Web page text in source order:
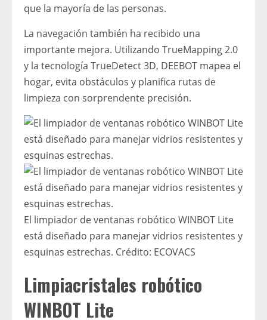
que la mayoría de las personas.
La navegación también ha recibido una
importante mejora. Utilizando TrueMapping 2.0
y la tecnología TrueDetect 3D, DEEBOT mapea el
hogar, evita obstáculos y planifica rutas de
limpieza con sorprendente precisión.
El limpiador de ventanas robótico WINBOT Lite
está diseñado para manejar vidrios resistentes y
esquinas estrechas. Crédito: ECOVACS
Limpiacristales robótico
WINBOT Lite